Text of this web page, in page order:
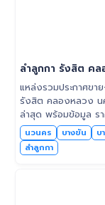
ลำลูกกา รังสิต ค
แหล่งรวมประกาศขา
รังสิต คลองหลวง น
ล่าสุด พร้อมข้อมูล รา
นวนคร บางขัน บ
ลำลูกกา